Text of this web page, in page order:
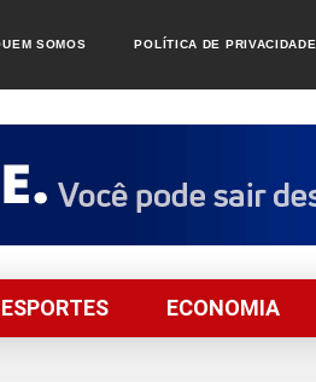
SOMOS POLÍTICA DE PRIVACIDADE
ESPORTES ECONOMIA